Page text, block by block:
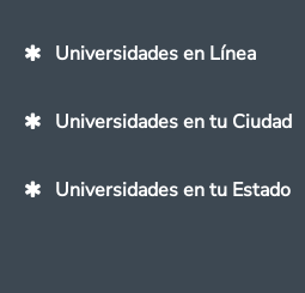
Universidades en Línea
Universidades en tu Ciudad
Universidades en tu Estado